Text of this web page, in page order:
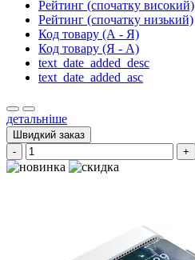
Рейтинг (спочатку високий)
Рейтинг (спочатку низький)
Код товару (А - Я)
Код товару (Я - А)
text_date_added_desc
text_date_added_asc
детальніше
Швидкий заказ
-
+